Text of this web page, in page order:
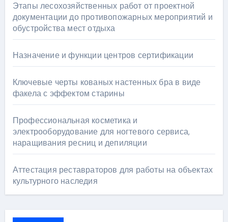
Этапы лесохозяйственных работ от проектной
документации до противопожарных мероприятий и
обустройства мест отдыха
Назначение и функции центров сертификации
Ключевые черты кованых настенных бра в виде
факела с эффектом старины
Профессиональная косметика и
электрооборудование для ногтевого сервиса,
наращивания ресниц и депиляции
Аттестация реставраторов для работы на объектах
культурного наследия